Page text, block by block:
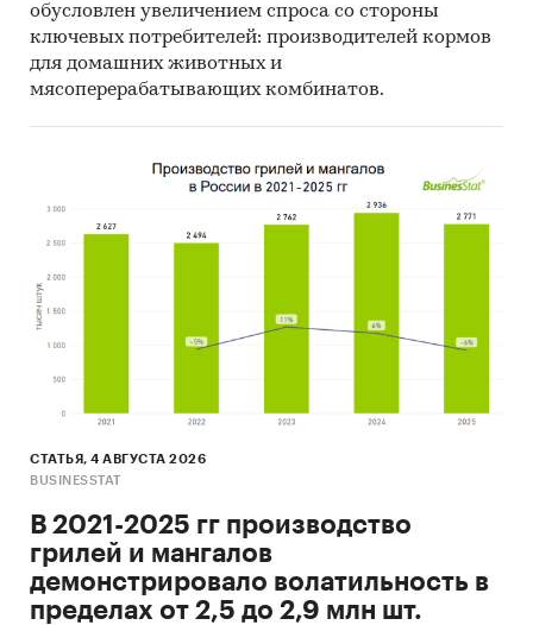
обусловлен увеличением спроса со стороны
ключевых потребителей: производителей кормов
для домашних животных и
мясоперерабатывающих комбинатов.
СТАТЬЯ, 4 АВГУСТА 2026
BUSINESSTAT
В 2021-2025 гг производство
грилей и мангалов
демонстрировало волатильность в
пределах от 2,5 до 2,9 млн шт.